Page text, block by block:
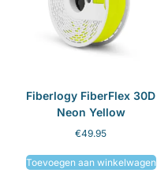
Fiberlogy FiberFlex 30D
Neon Yellow
€49.95
Toevoegen aan winkelwagen